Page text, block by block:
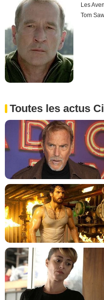
Les
Tom
Toutes les actus